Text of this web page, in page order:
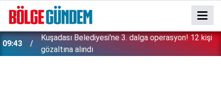
09:43
Kuşadası Belediyesi'ne 3. dalga operasyon! 12 kişi
gözaltına alındı